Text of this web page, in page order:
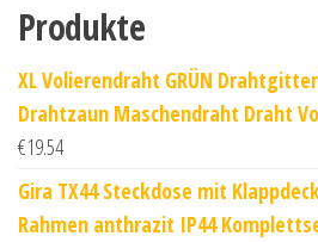
Produkte
XL Volierendraht GRÜN
Drahtzaun Maschendraht Draht
€19.54
Gira TX44 Steckdose mit
Rahmen anthrazit IP44